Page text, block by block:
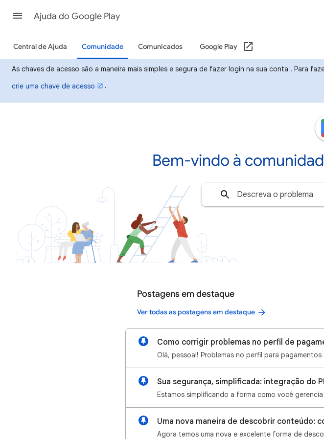
Ajuda do Google Play
Central de Ajuda Comunidade Comunicados Google Play
As chaves de acesso são a maneira mais simples e segura de fazer login na sua conta . Para
crie uma chave de acesso
.
Bem-vindo à
Postagens em destaque
Ver todas as postagens em destaque
Uma nova maneira de descobrir conteúdo: